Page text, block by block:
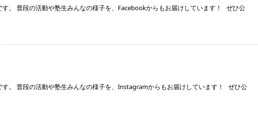
。 普段の活動や塾生みんなの様子を、Facebookからもお届けしています！ ぜひ公
。 普段の活動や塾生みんなの様子を、Instagramからもお届けしています！ ぜひ公